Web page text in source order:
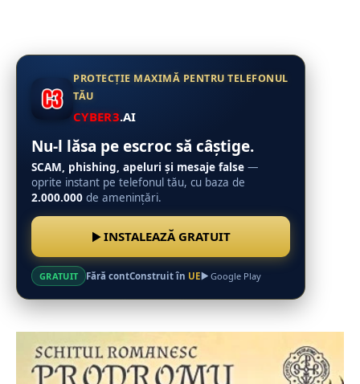
PROTECȚIE MAXIMĂ PENTRU TELEFONUL
TĂU
CYBER3.AI
Nu-l lăsa pe escroc să câștige.
SCAM, phishing, apeluri și mesaje false —
oprite instant pe telefonul tău, cu baza de
2.000.000 de amenințări.
INSTALEAZĂ GRATUIT
GRATUIT Fără contConstruit în UE Google Play